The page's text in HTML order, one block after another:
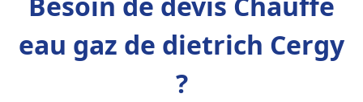
eau gaz de dietrich Cergy
?